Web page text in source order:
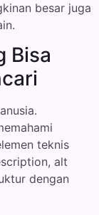
besar juga
Bisa
teknis
alt
dengan